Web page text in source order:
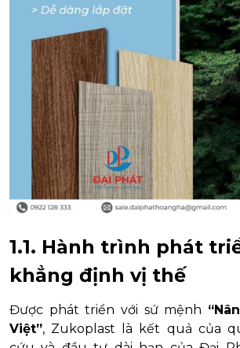
1.1. Hành trình phát
khẳng định vị thế
Được phát triển với sứ mệnh
Việt”, Zukoplast là kết quả của